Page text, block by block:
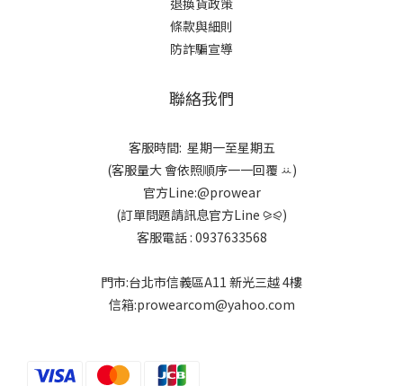
退換貨政策
條款與細則
防詐騙宣導
聯絡我們
客服時間: 星期一至星期五
(客服量大 會依照順序一一回覆 ꕁ)
官方Line:@prowear
(訂單問題請訊息官方Line ⪩⪨)
客服電話 : 0937633568
門市:台北市信義區A11 新光三越 4樓
信箱:prowearcom@yahoo.com